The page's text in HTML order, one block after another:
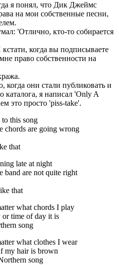
я понял, что Дик Джеймс
на мои собственные песни,
'Отлично, кто-то собирается
когда вы подписываете
право собственности на
когда они стали публиковать и
каталога, я написал 'Only A
это просто 'piss-take'.
this song
chords are going wrong
that
late at night
band are not quite right
that
what chords I play
or time of day it is
song
what clothes I wear
my hair is brown
song